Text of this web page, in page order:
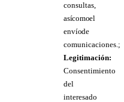
consultas,
así como el
envío de
comunicaciones.;
Legitimación:
Consentimiento
del
interesado